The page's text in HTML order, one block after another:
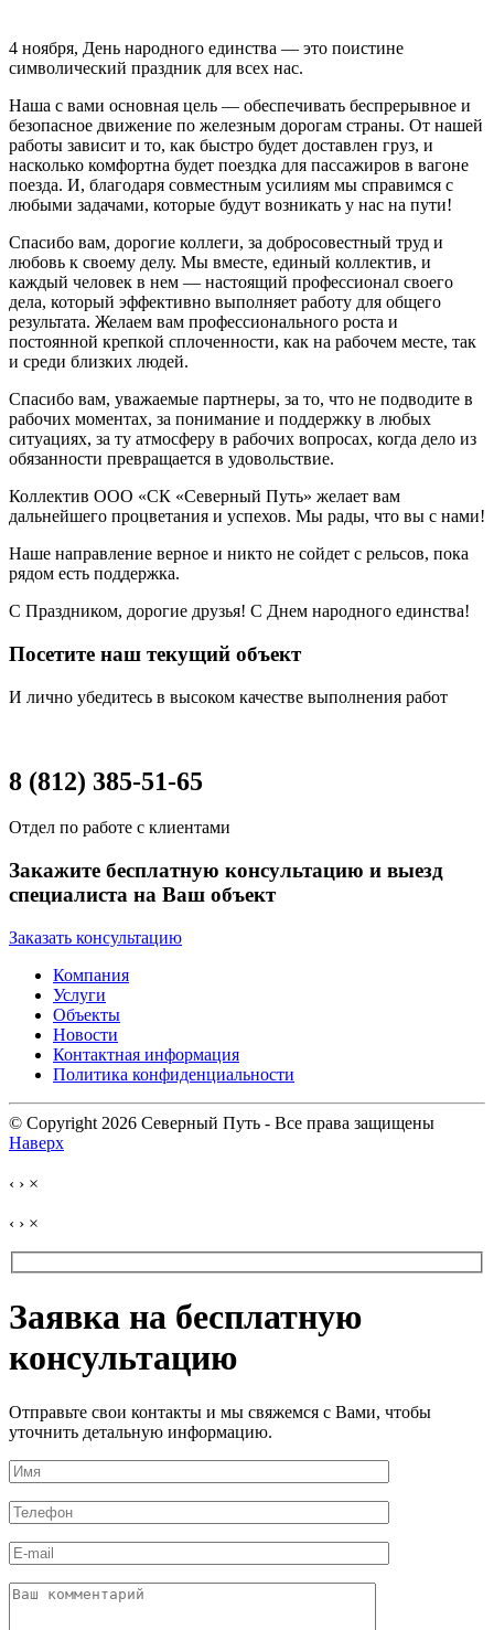
4 ноября, День народного единства — это поистине
символический праздник для всех нас.
Наша с вами основная цель — обеспечивать беспрерывное и
безопасное движение по железным дорогам страны. От нашей
работы зависит и то, как быстро будет доставлен груз, и
насколько комфортна будет поездка для пассажиров в вагоне
поезда. И, благодаря совместным усилиям мы справимся с
любыми задачами, которые будут возникать у нас на пути!
Спасибо вам, дорогие коллеги, за добросовестный труд и
любовь к своему делу. Мы вместе, единый коллектив, и
каждый человек в нем — настоящий профессионал своего
дела, который эффективно выполняет работу для общего
результата. Желаем вам профессионального роста и
постоянной крепкой сплоченности, как на рабочем месте, так
и среди близких людей.
Спасибо вам, уважаемые партнеры, за то, что не подводите в
рабочих моментах, за понимание и поддержку в любых
ситуациях, за ту атмосферу в рабочих вопросах, когда дело из
обязанности превращается в удовольствие.
Коллектив ООО «СК «Северный Путь» желает вам
дальнейшего процветания и успехов. Мы рады, что вы с нами!
Наше направление верное и никто не сойдет с рельсов, пока
рядом есть поддержка.
С Праздником, дорогие друзья! С Днем народного единства!
Посетите наш текущий объект
И лично убедитесь в высоком качестве выполнения работ
8 (812) 385-51-65
Отдел по работе с клиентами
Закажите бесплатную консультацию и выезд
специалиста на Ваш объект
Заказать консультацию
Компания
Услуги
Объекты
Новости
Контактная информация
Политика конфиденциальности
© Copyright 2026 Северный Путь - Все права защищены
Наверх
‹ › ×
‹ › ×
Заявка на бесплатную
консультацию
Отправьте свои контакты и мы свяжемся с Вами, чтобы
уточнить детальную информацию.